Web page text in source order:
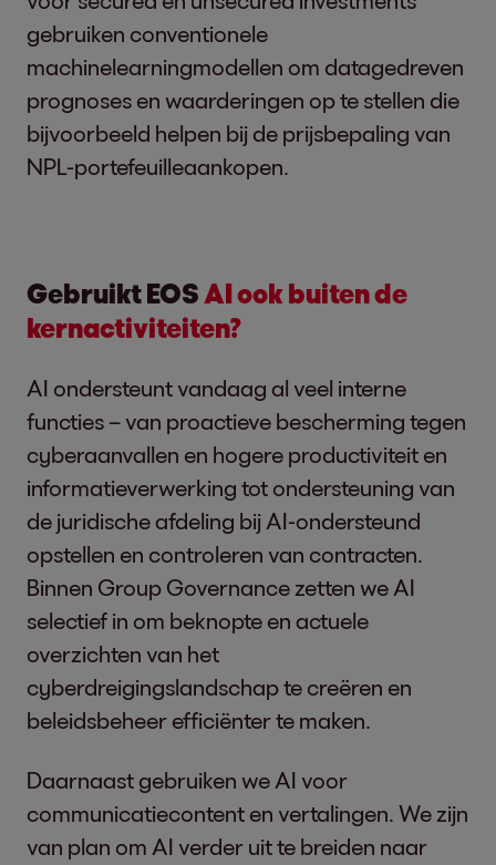
gebruiken conventionele
machinelearningmodellen om datagedreven
prognoses en waarderingen op te stellen die
bijvoorbeeld helpen bij de prijsbepaling van
NPL-portefeuilleaankopen.
Gebruikt EOS AI ook buiten de
kernactiviteiten?
AI ondersteunt vandaag al veel interne
functies – van proactieve bescherming tegen
cyberaanvallen en hogere productiviteit en
informatieverwerking tot ondersteuning van
de juridische afdeling bij AI-ondersteund
opstellen en controleren van contracten.
Binnen Group Governance zetten we AI
selectief in om beknopte en actuele
overzichten van het
cyberdreigingslandschap te creëren en
beleidsbeheer efficiënter te maken.
Daarnaast gebruiken we AI voor
communicatiecontent en vertalingen. We zijn
van plan om AI verder uit te breiden naar